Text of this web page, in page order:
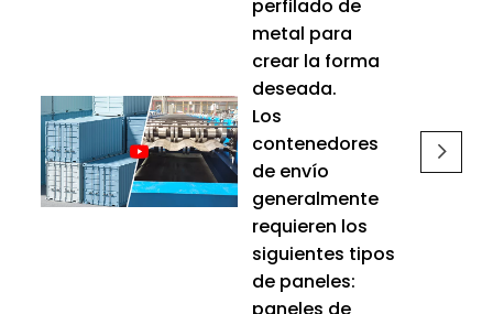
perfilado de
metal para
crear la forma
deseada.
Los
contenedores
de envío
generalmente
requieren los
siguientes tipos
de paneles: